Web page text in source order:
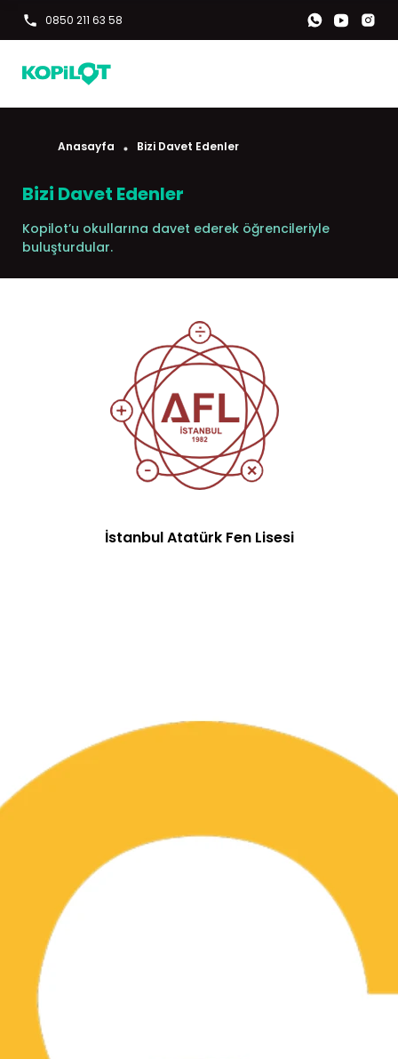
0850 211 63 58
Anasayfa Bizi Davet Edenler
Bizi Davet Edenler
Kopilot’u okullarına davet ederek öğrencileriyle
buluşturdular.
İstanbul Atatürk Fen Lisesi